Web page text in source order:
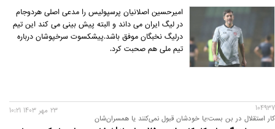
امیرحسین اصلانیان پرسپولیس را مدعی اصلی هردوجام
در لیگ ایران می داند و البته پیش بینی می کند این تیم
درلیگ نخبگان موفق باشد.پیشکسوت سرخپوشان درباره
تیم ملی هم صحبت کرد.
104937
کار استقلال در بن بست؛یا خودشان قبول نمی‌کنند یا همسران‌شان
23 مهر 1403 10:21